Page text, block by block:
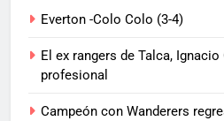
Everton -Colo Colo (3-4)
El ex rangers de Talca,
profesional
Campeón con Wanderers